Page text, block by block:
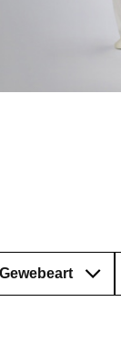
Gewebeart